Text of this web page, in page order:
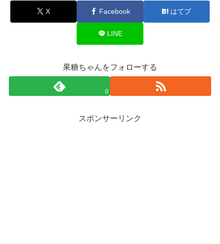
X Facebook はてブ
LINE
果糖ちゃんをフォローする
0
スポンサーリンク